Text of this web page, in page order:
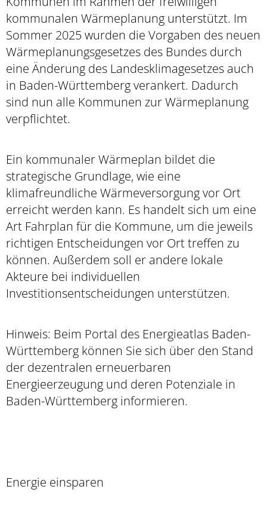
kommunalen Wärmeplanung unterstützt. Im
Sommer 2025 wurden die Vorgaben des neuen
Wärmeplanungsgesetzes des Bundes durch
eine Änderung des Landesklimagesetzes auch
in Baden-Württemberg verankert. Dadurch
sind nun alle Kommunen zur Wärmeplanung
verpflichtet.
Ein kommunaler Wärmeplan bildet die
strategische Grundlage, wie eine
klimafreundliche Wärmeversorgung vor Ort
erreicht werden kann. Es handelt sich um eine
Art Fahrplan für die Kommune, um die jeweils
richtigen Entscheidungen vor Ort treffen zu
können. Außerdem soll er andere lokale
Akteure bei individuellen
Investitionsentscheidungen unterstützen.
Hinweis: Beim Portal des Energieatlas Baden-
Württemberg können Sie sich über den Stand
der dezentralen erneuerbaren
Energieerzeugung und deren Potenziale in
Baden-Württemberg informieren.
Energie einsparen